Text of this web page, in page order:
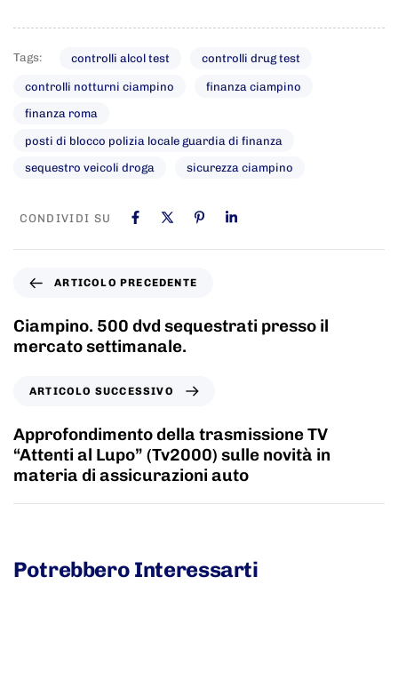
Tags: controlli alcol test controlli drug test
controlli notturni ciampino finanza ciampino
finanza roma
posti di blocco polizia locale guardia di finanza
sequestro veicoli droga sicurezza ciampino
CONDIVIDI SU
ARTICOLO PRECEDENTE
Ciampino. 500 dvd sequestrati presso il
mercato settimanale.
ARTICOLO SUCCESSIVO
Approfondimento della trasmissione TV
“Attenti al Lupo” (Tv2000) sulle novità in
materia di assicurazioni auto
Potrebbero Interessarti